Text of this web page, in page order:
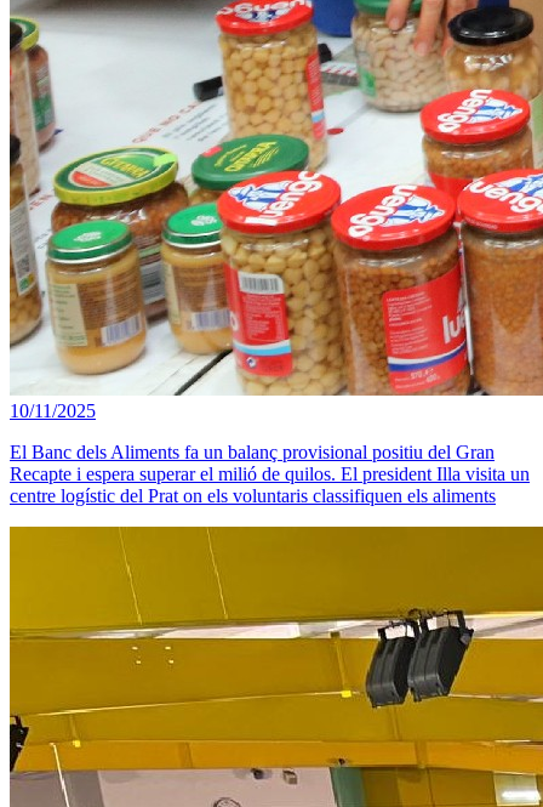
10/11/2025
El Banc dels Aliments fa un balanç provisional positiu del Gran
Recapte i espera superar el milió de quilos. El president Illa visita un
centre logístic del Prat on els voluntaris classifiquen els aliments